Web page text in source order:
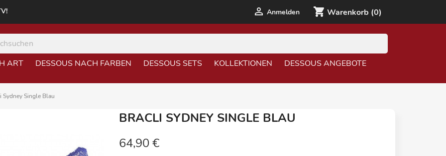
 Anmelden shopping_cart Warenkorb (0)
ART DESSOUS NACH FARBEN DESSOUS SETS KOLLEKTIONEN DESSOUS ANGEBOTE
Sydney Single Blau
BRACLI SYDNEY SINGLE BLAU
64,90 €